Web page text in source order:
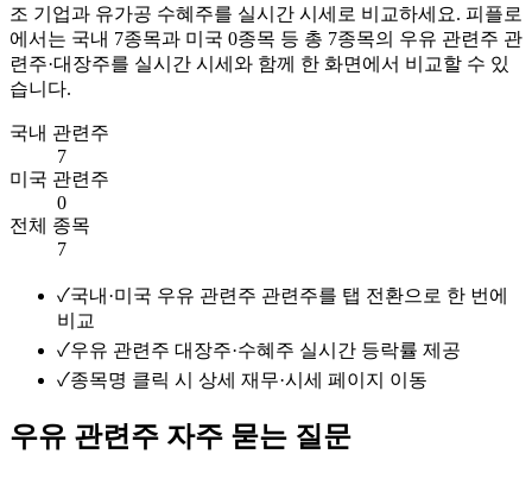
조 기업과 유가공 수혜주를 실시간 시세로 비교하세요. 피플로
에서는 국내 7종목과 미국 0종목 등 총 7종목의 우유 관련주 관
련주·대장주를 실시간 시세와 함께 한 화면에서 비교할 수 있
습니다.
국내 관련주
7
미국 관련주
0
전체 종목
7
✓국내·미국 우유 관련주 관련주를 탭 전환으로 한 번에
비교
✓우유 관련주 대장주·수혜주 실시간 등락률 제공
✓종목명 클릭 시 상세 재무·시세 페이지 이동
우유 관련주 자주 묻는 질문